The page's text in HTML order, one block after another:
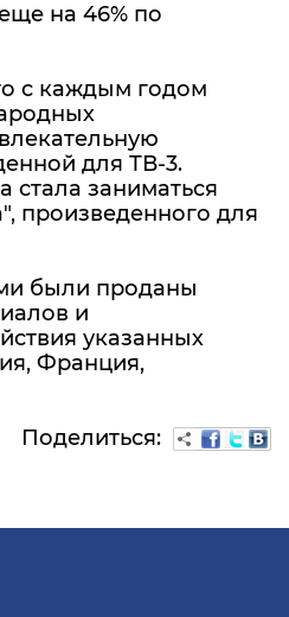
на 46% по
с каждым годом
для ТВ-3.
стала заниматься
произведенного для
были проданы
и
указанных
Франция,
Поделиться: